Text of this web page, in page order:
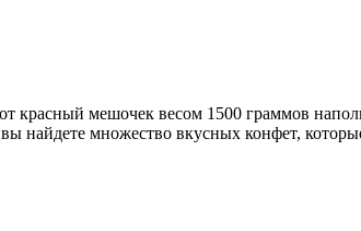
красный мешочек весом 1500 граммов
найдете множество вкусных конфет,